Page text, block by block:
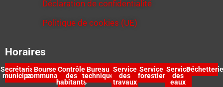
Déclaration de confidentialité
Politique de cookies (UE)
Horaires
Secrétariat
municipal
Bourse
communale
Contrôle
des
habitants
Bureau
technique
Service
des
travaux
Service
forestier
Service
des
eaux
Déchetterie